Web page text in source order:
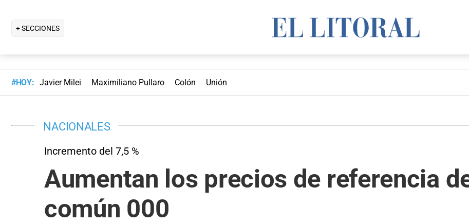
+ SECCIONES
#HOY: Javier Milei Maximiliano Pullaro Colón Unión
NACIONALES
Incremento del 7,5 %
Aumentan los precios de referencia
común 000